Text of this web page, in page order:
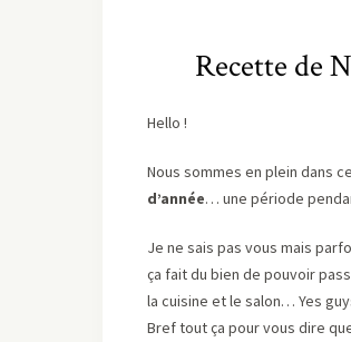
Recette de
Hello !
Nous sommes en plein dans
d’année… une période
Je ne sais pas vous mais
ça fait du bien de pouvoir
la cuisine et le salon… Yes
Bref tout ça pour vous dire